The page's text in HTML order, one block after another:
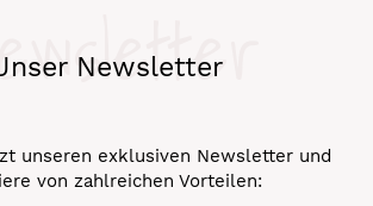
Newsletter
unseren exklusiven Newsletter und
von zahlreichen Vorteilen: